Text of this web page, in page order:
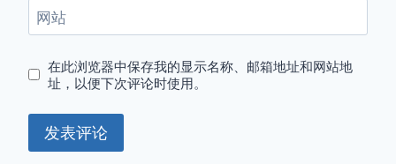
网站
在此浏览器中保存我的显示名称、邮箱地址和网站地
址，以便下次评论时使用。